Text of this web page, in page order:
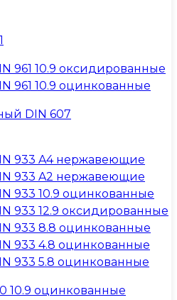
961 10.9 оксидированные
961 10.9 оцинкованные
DIN 607
933 A4 нержавеющие
933 A2 нержавеющие
933 10.9 оцинкованные
933 12.9 оксидированные
933 8.8 оцинкованные
933 4.8 оцинкованные
933 5.8 оцинкованные
10.9 оцинкованные